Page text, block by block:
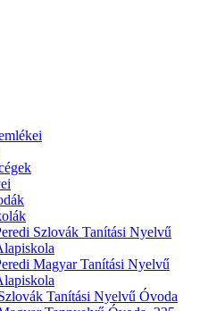
Szlovák Tanítási Nyelvű
Magyar Tanítási Nyelvű
Tanítási Nyelvű Óvoda